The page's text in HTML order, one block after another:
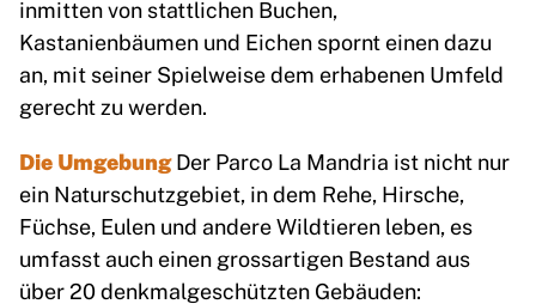
inmitten von stattlichen Buchen,
Kastanienbäumen und Eichen spornt einen dazu
an, mit seiner Spielweise dem erhabenen Umfeld
gerecht zu werden.
Die UmgebungDer Parco La Mandria ist nicht nur
ein Naturschutzgebiet, in dem Rehe, Hirsche,
Füchse, Eulen und andere Wildtieren leben, es
umfasst auch einen grossartigen Bestand aus
über 20 denkmalgeschützten Gebäuden: